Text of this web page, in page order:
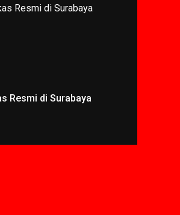
Resmi di Surabaya